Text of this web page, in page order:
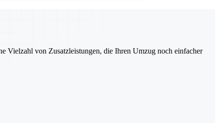
Vielzahl von Zusatzleistungen, die Ihren Umzug noch einfacher